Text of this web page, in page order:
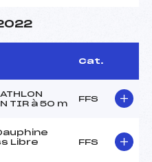
Cat.
TIR à 50 m
FFS
Libre
FFS